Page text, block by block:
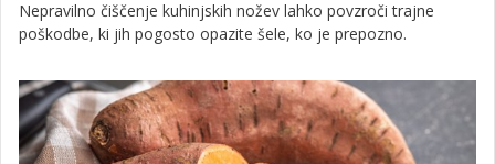
Nepravilno čiščenje kuhinjskih nožev lahko povzroči trajne
poškodbe, ki jih pogosto opazite šele, ko je prepozno.